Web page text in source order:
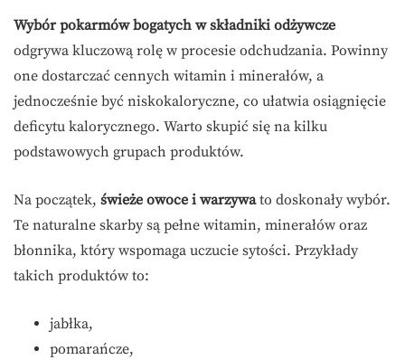
Wybór pokarmów bogatych w składniki odżywcze
odgrywa kluczową rolę w procesie odchudzania. Powinny
one dostarczać cennych witamin i minerałów, a
jednocześnie być niskokaloryczne, co ułatwia osiągnięcie
deficytu kalorycznego. Warto skupić się na kilku
podstawowych grupach produktów.
Na początek, świeże owoce i warzywato doskonały wybór.
Te naturalne skarby są pełne witamin, minerałów oraz
błonnika, który wspomaga uczucie sytości. Przykłady
takich produktów to:
jabłka,
pomarańcze,